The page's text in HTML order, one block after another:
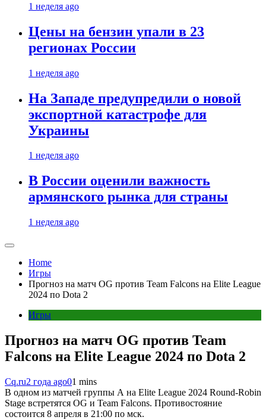
1 неделя ago
Цены на бензин упали в 23
регионах России
1 неделя ago
На Западе предупредили о новой
экспортной катастрофе для
Украины
1 неделя ago
В России оценили важность
армянского рынка для страны
1 неделя ago
Home
Игры
Прогноз на матч OG против Team Falcons на Elite League
2024 по Dota 2
Игры
Прогноз на матч OG против Team
Falcons на Elite League 2024 по Dota 2
Cq.ru2 года ago01 mins
В одном из матчей группы A на Elite League 2024 Round-Robin
Stage встретятся OG и Team Falcons. Противостояние
состоится 8 апреля в 21:00 по мск.